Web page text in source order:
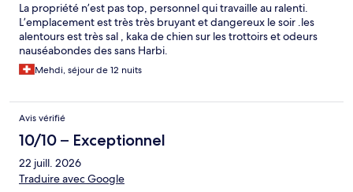
La propriété n’est pas top, personnel qui travaille au ralenti.
L’emplacement est très très bruyant et dangereux le soir .les
alentours est très sal , kaka de chien sur les trottoirs et odeurs
nauséabondes des sans Harbi.
Mehdi, séjour de 12 nuits
Avis vérifié
10/10 – Exceptionnel
22 juill. 2026
Traduire avec Google